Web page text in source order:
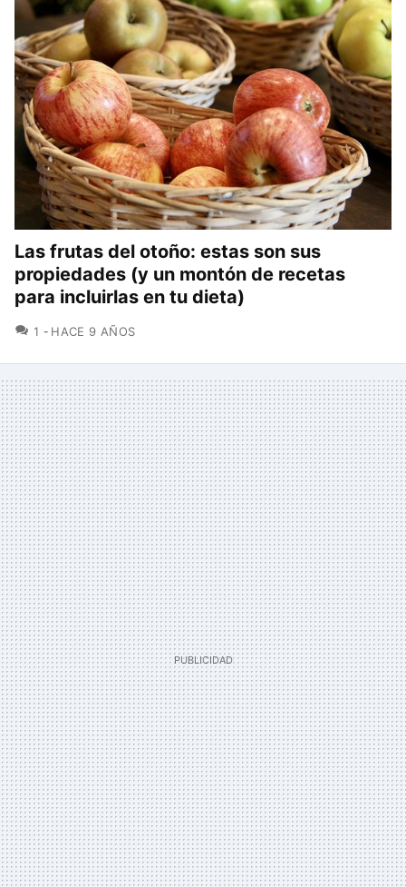
Las frutas del otoño: estas son sus
propiedades (y un montón de recetas
para incluirlas en tu dieta)
1 COMENTARIOS
HACE 9 AÑOS